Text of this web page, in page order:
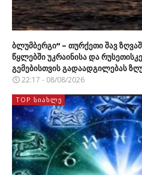
ბლუმბერგი“ – თურქეთი შავ
წყლებში უკრაინისა და
გემებისთვის გადაადგილებას
22:17 - 08/08/2026
TOP ᲡᲘᲐᲮᲚᲔ